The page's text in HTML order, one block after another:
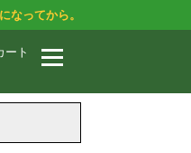
なってから。
ート